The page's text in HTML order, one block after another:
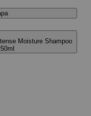
Moisture Shampoo